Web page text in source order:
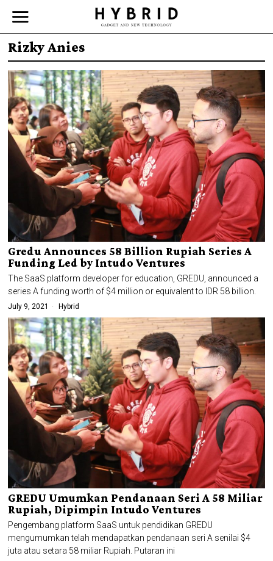
Rizky Anies
Gredu Announces 58 Billion Rupiah Series A
Funding Led by Intudo Ventures
The SaaS platform developer for education, GREDU, announced a
series A funding worth of $4 million or equivalent to IDR 58 billion.
July 9, 2021 Hybrid
GREDU Umumkan Pendanaan Seri A 58 Miliar
Rupiah, Dipimpin Intudo Ventures
Pengembang platform SaaS untuk pendidikan GREDU
mengumumkan telah mendapatkan pendanaan seri A senilai $4
juta atau setara 58 miliar Rupiah. Putaran ini